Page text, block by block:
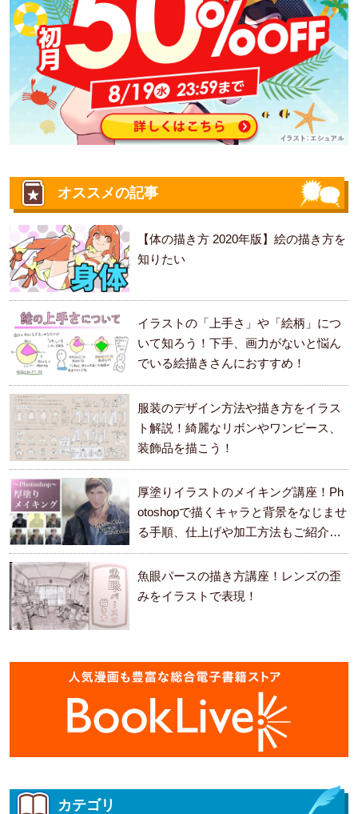
オススメの記事
【体の描き方 2020年版】絵の描き方を
知りたい
イラストの「上手さ」や「絵柄」につ
いて知ろう！下手、画力がないと悩ん
でいる絵描きさんにおすすめ！
服装のデザイン方法や描き方をイラス
ト解説！綺麗なリボンやワンピース、
装飾品を描こう！
厚塗りイラストのメイキング講座！Ph
otoshopで描くキャラと背景をなじませ
る手順、仕上げや加工方法もご紹介し
ます。
魚眼パースの描き方講座！レンズの歪
みをイラストで表現！
カテゴリ